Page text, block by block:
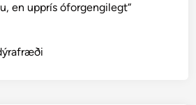
en upprís óforgengilegt“